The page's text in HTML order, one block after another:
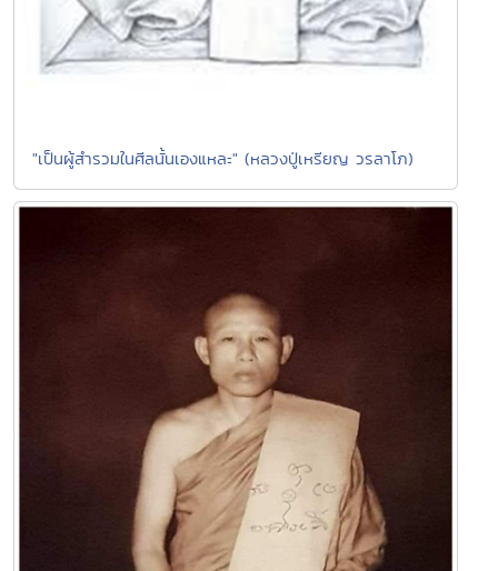
"เป็นผู้สำรวมในศีลนั้นเองแหละ" (หลวงปู่เหรียญ วรลาโภ)